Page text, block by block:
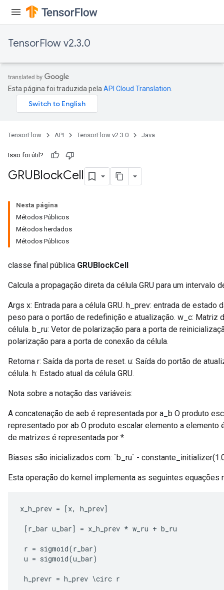
TensorFlow v2.3.0
Esta página foi traduzida pela API Cloud Translation
TensorFlow API TensorFlow v2.3.0 Java
Isso foi útil?
GRUBlockCell
Nesta página
Métodos Públicos
Métodos herdados
Métodos Públicos
classe final pública GRUBlockCell
Calcula a propagação direta da célula GRU para um intervalo
Args x: Entrada para a célula GRU. h_prev: entrada de estado
peso para o portão de redefinição e atualização. w_c: Matriz
célula. b_ru: Vetor de polarização para a porta de
polarização para a porta de conexão da célula.
Retorna r: Saída da porta de reset. u: Saída do portão de
célula. h: Estado atual da célula GRU.
Nota sobre a notação das variáveis:
A concatenação de aeb é representada por a_b O produto
representado por ab O produto escalar elemento a
de matrizes é representada por *
Biases são inicializados com: `b_ru` -
Esta operação do kernel implementa as seguintes equações
x_h_prev = [x, h_prev]
[r_bar u_bar] = x_h_prev * w_ru + b_ru
r = sigmoid(r_bar)
u = sigmoid(u_bar)
h_prevr = h_prev \circ r